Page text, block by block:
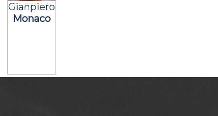
Gianpiero
Monaco